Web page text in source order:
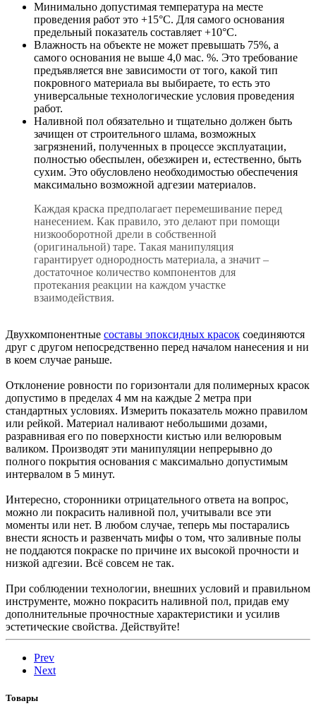
Минимально допустимая температура на месте
проведения работ это +15°С. Для самого основания
предельный показатель составляет +10°С.
Влажность на объекте не может превышать 75%, а
самого основания не выше 4,0 мас. %. Это требование
предъявляется вне зависимости от того, какой тип
покровного материала вы выбираете, то есть это
универсальные технологические условия проведения
работ.
Наливной пол обязательно и тщательно должен быть
зачищен от строительного шлама, возможных
загрязнений, полученных в процессе эксплуатации,
полностью обеспылен, обезжирен и, естественно, быть
сухим. Это обусловлено необходимостью обеспечения
максимально возможной адгезии материалов.
Каждая краска предполагает перемешивание перед
нанесением. Как правило, это делают при помощи
низкооборотной дрели в собственной
(оригинальной) таре. Такая манипуляция
гарантирует однородность материала, а значит –
достаточное количество компонентов для
протекания реакции на каждом участке
взаимодействия.
Двухкомпонентные составы эпоксидных красок соединяются
друг с другом непосредственно перед началом нанесения и ни
в коем случае раньше.
Отклонение ровности по горизонтали для полимерных красок
допустимо в пределах 4 мм на каждые 2 метра при
стандартных условиях. Измерить показатель можно правилом
или рейкой. Материал наливают небольшими дозами,
разравнивая его по поверхности кистью или велюровым
валиком. Производят эти манипуляции непрерывно до
полного покрытия основания с максимально допустимым
интервалом в 5 минут.
Интересно, сторонники отрицательного ответа на вопрос,
можно ли покрасить наливной пол, учитывали все эти
моменты или нет. В любом случае, теперь мы постарались
внести ясность и развенчать мифы о том, что заливные полы
не поддаются покраске по причине их высокой прочности и
низкой адгезии. Всё совсем не так.
При соблюдении технологии, внешних условий и правильном
инструменте, можно покрасить наливной пол, придав ему
дополнительные прочностные характеристики и усилив
эстетические свойства. Действуйте!
Prev
Next
Товары